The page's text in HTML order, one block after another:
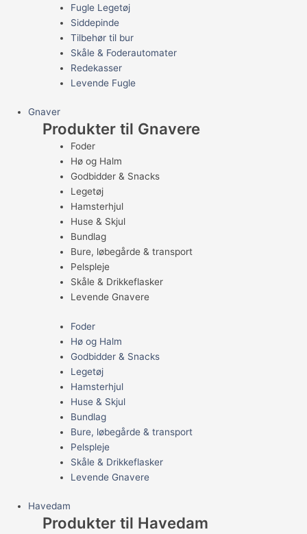
Fugle Legetøj
Siddepinde
Tilbehør til bur
Skåle & Foderautomater
Redekasser
Levende Fugle
Gnaver
Produkter til Gnavere
Foder
Hø og Halm
Godbidder & Snacks
Legetøj
Hamsterhjul
Huse & Skjul
Bundlag
Bure, løbegårde & transport
Pelspleje
Skåle & Drikkeflasker
Levende Gnavere
Foder
Hø og Halm
Godbidder & Snacks
Legetøj
Hamsterhjul
Huse & Skjul
Bundlag
Bure, løbegårde & transport
Pelspleje
Skåle & Drikkeflasker
Levende Gnavere
Havedam
Produkter til Havedam